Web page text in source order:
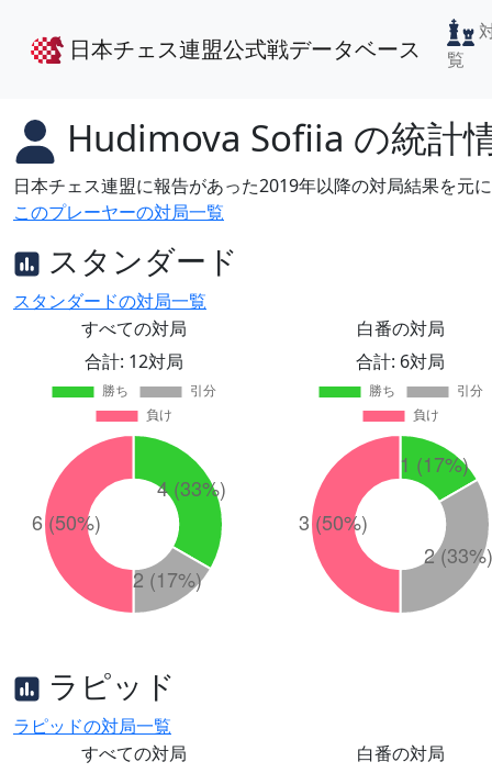
日本チェス連盟公式戦データベース
覧
Hudimova Sofiia の統計
日本チェス連盟に報告があった2019年以降の対局結果を元
このプレーヤーの対局一覧
スタンダード
スタンダードの対局一覧
すべての対局
合計: 12対局
白番の対局
合計: 6対局
ラピッド
ラピッドの対局一覧
すべての対局
白番の対局